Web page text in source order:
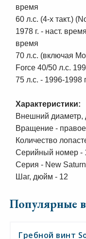
время
60 л.с. (4-х такт.)
1978 г. - наст.
время
70 л.с. (включая
Force 40/50 л.с.
75 л.с. -
Характеристики:
Внешний диаметр,
Вращение - правое
Количество
Серийный номер -
Серия - New Saturn
Шаг, дюйм - 12
Популярные в
Гребной винт